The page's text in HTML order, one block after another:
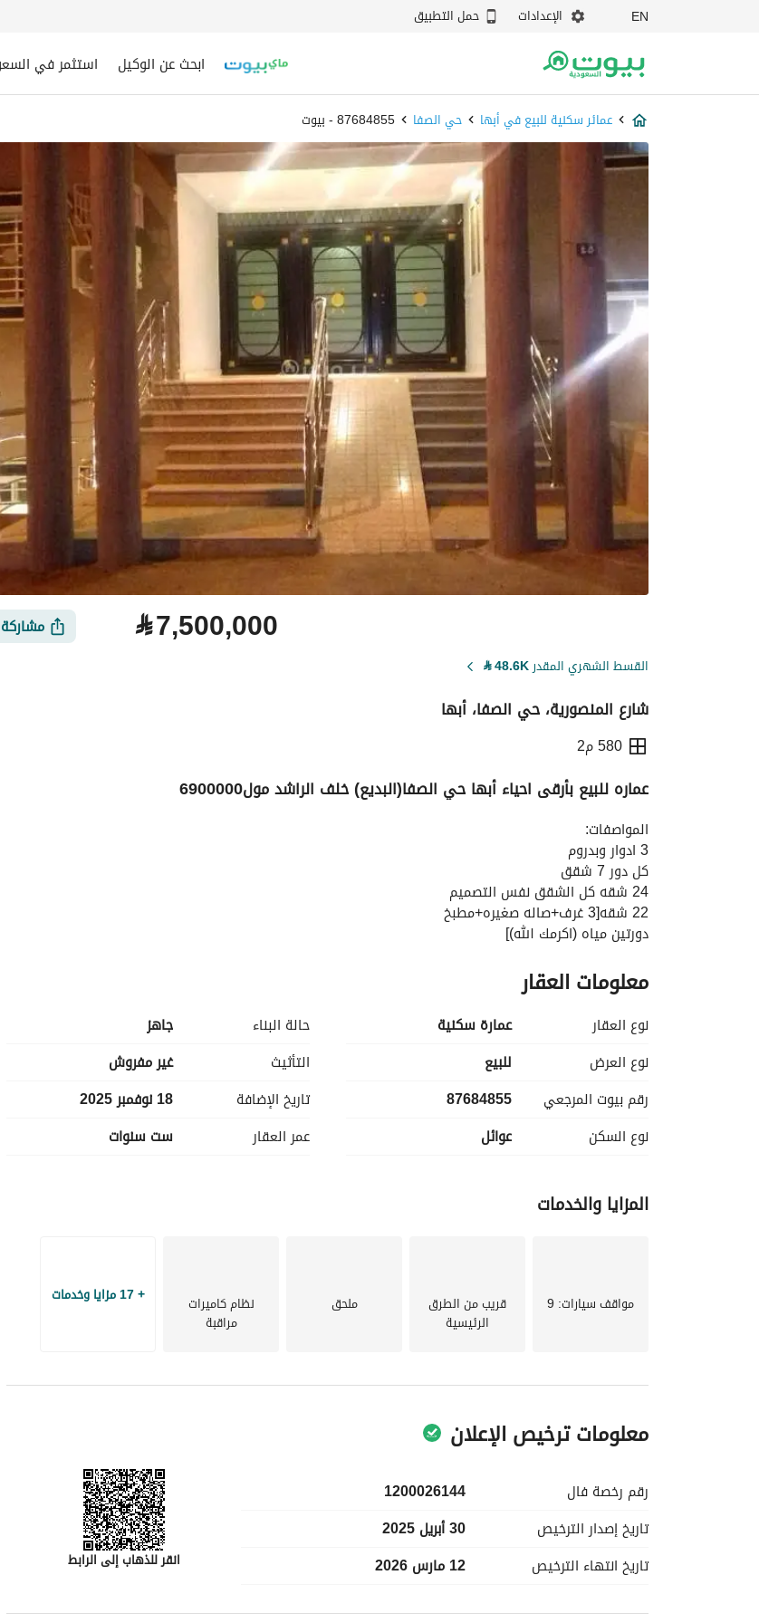
EN الإعدادات حمل التطبيق
ابحث عن الوكيل استثمر في
عمائر سكنية للبيع في أبها حي الصفا 87684855 - بيوت
⃁7,500,000 مشاركة
القسط الشهري المقدر48.6K
⃁
شارع المنصورية، حي الصفا، أبها
580 م2
التفاصيل معلومات ترخيص الإعلان حاسبة التمويل
عماره للبيع بأرقى احياء أبها حي الصفا(البديع) خلف الراشد مول6900000
المواصفات:
3 ادوار وبدروم
كل دور 7 شقق
24 شقه كل الشقق نفس التصميم
22 شقه[3 غرف+صاله صغيره+مطبخ
دورتين مياه (اكرمك الله)]
دورتين مياه (اكرمك الله)]
البدروم 3 شقق مفتوحة على بعض
المميزات:
مساحة العماره 1150م
على شارع 20م
واجهتها شمالية
العمر 6 سنوات
توفر الياف بصرية
كاميرات
درج طوارئ و مصعد كهربائي
الكهرباء كلها الترا والسباكه كلها اصلي
معلومات العقار
نوع العقار
عمارة سكنية
نوع العرض
للبيع
رقم بيوت المرجعي
87684855
نوع السكن
عوائل
حالة البناء
جاهز
التأثيث
غير مفروش
تاريخ الإضافة
18 نوفمبر 2025
عمر العقار
ست سنوات
المزايا والخدمات
مواقف سيارات: 9 قريب من الطرق
الرئيسية
ملحق نظام كاميرات
مراقبة
+ 17 مزايا وخدمات
معلومات ترخيص الإعلان
رقم رخصة فال
1200026144
تاريخ إصدار الترخيص
30 أبريل 2025
تاريخ انتهاء الترخيص 12 مارس 2026 انقر للذهاب إلى الرابط